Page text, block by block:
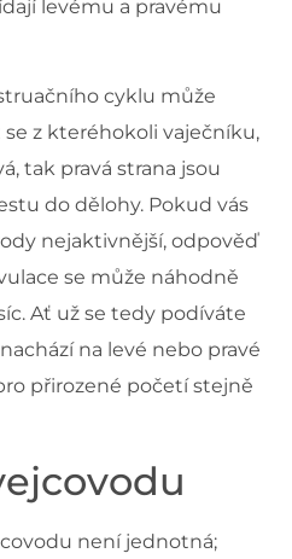
levému a pravému
cyklu může
z kteréhokoli vaječníku,
tak pravá strana jsou
do dělohy. Pokud vás
nejaktivnější, odpověď
se může náhodně
Ať už se tedy podíváte
na levé nebo pravé
přirozené početí stejně
není jednotná;